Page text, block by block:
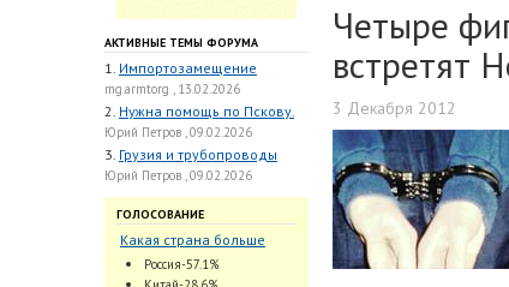
АКТИВНЫЕ ТЕМЫ ФОРУМА
1. Импортозамещение
mg.armtorg , 13.02.2026
2. Нужна помощь по Пскову.
Юрий Петров , 09.02.2026
3. Грузия и трубопроводы
Юрий Петров , 09.02.2026
ГОЛОСОВАНИЕ
Какая страна больше
всего поставляет
трубопроводную
Россия-57.1%
Четыре
встретят
3 Декабря 2012